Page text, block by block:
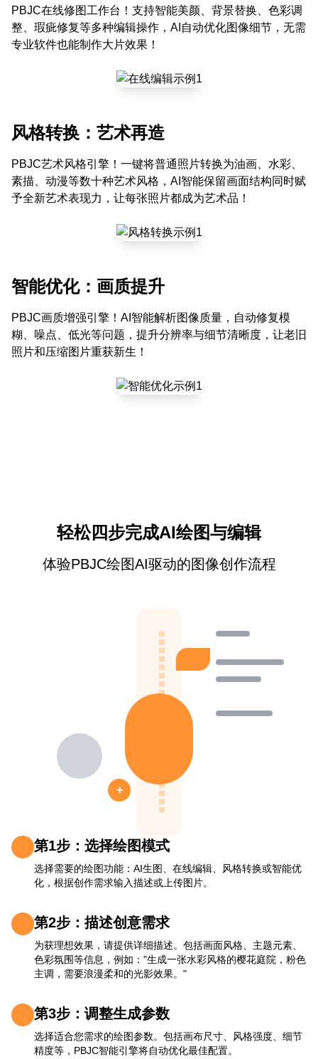
PBJC在线修图工作台！支持智能美颜、背景替换、色彩调
整、瑕疵修复等多种编辑操作，AI自动优化图像细节，无需
专业软件也能制作大片效果！
风格转换：艺术再造
PBJC艺术风格引擎！一键将普通照片转换为油画、水彩、
素描、动漫等数十种艺术风格，AI智能保留画面结构同时赋
予全新艺术表现力，让每张照片都成为艺术品！
智能优化：画质提升
PBJC画质增强引擎！AI智能解析图像质量，自动修复模
糊、噪点、低光等问题，提升分辨率与细节清晰度，让老旧
照片和压缩图片重获新生！
轻松四步完成AI绘图与编辑
体验PBJC绘图AI驱动的图像创作流程
+
第1步：选择绘图模式
选择需要的绘图功能：AI生图、在线编辑、风格转换或智能优
化，根据创作需求输入描述或上传图片。
第2步：描述创意需求
为获理想效果，请提供详细描述。包括画面风格、主题元素、
色彩氛围等信息，例如："生成一张水彩风格的樱花庭院，粉色
主调，需要浪漫柔和的光影效果。"
第3步：调整生成参数
选择适合您需求的绘图参数。包括画布尺寸、风格强度、细节
精度等，PBJC智能引擎将自动优化最佳配置。